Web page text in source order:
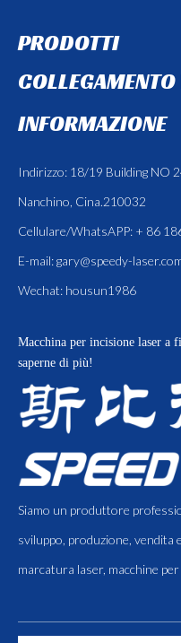
PRODOTTI
COLLEGAMENTO
INFORMAZIONE
Indirizzo: 18/19 Building NO
Nanchino, Cina.210032
Cellulare/WhatsAPP: + 86
E-mail:gary@speedy-
Wechat: housun1986
Macchina per incisione laser a
saperne di più!
Siamo un produttore
sviluppo, produzione, vendita
marcatura laser, macchine